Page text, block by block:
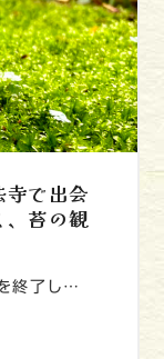
寺で出会
、苔の観
終了し…